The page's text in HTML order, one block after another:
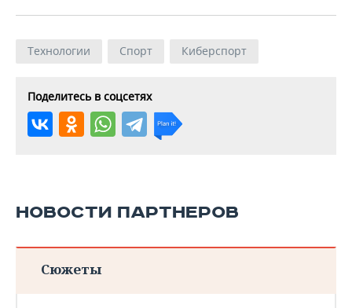
Технологии Спорт Киберспорт
Поделитесь в соцсетях
НОВОСТИ ПАРТНЕРОВ
Сюжеты